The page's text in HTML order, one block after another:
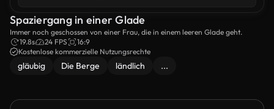
Spaziergang in einer Glade
Immer noch geschossen von einer Frau, die in einem leeren Glade geht.
19.8s
24 FPS
16:9
Kostenlose kommerzielle Nutzungsrechte
gläubig Die Berge ländlich ...